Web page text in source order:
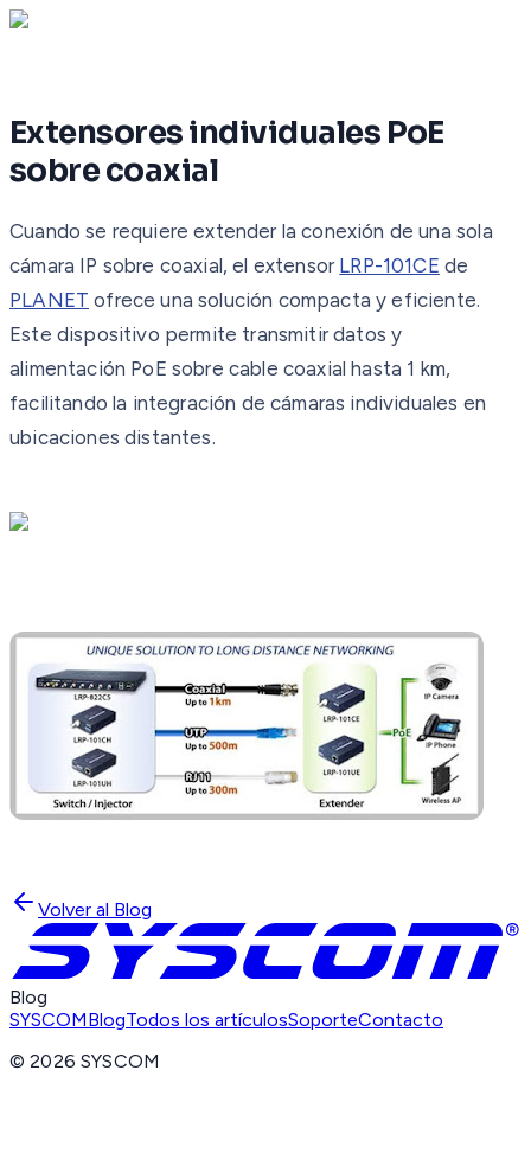
Extensores individuales PoE
sobre coaxial
Cuando se requiere extender la conexión de una sola
cámara IP sobre coaxial, el extensor LRP-101CE de
PLANET ofrece una solución compacta y eficiente.
Este dispositivo permite transmitir datos y
alimentación PoE sobre cable coaxial hasta 1 km,
facilitando la integración de cámaras individuales en
ubicaciones distantes.
Volver al Blog
Blog
SYSCOMBlogTodos los artículosSoporteContacto
©2026 SYSCOM